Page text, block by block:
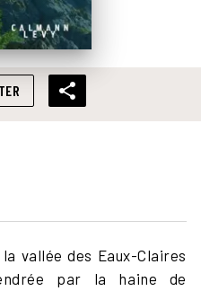
vallée des Eaux-Claires
par la haine de